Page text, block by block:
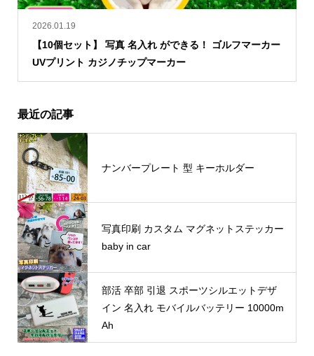
2026.01.19
【10個セット】 写真 名入れ ができる！ ゴルフマーカー
UVプリント カジノチップマーカー
最近の記事
ナンバープレート 型 キーホルダー
写真印刷 カスタム マグネットステッカー
baby in car
部活 卒部 引退 スポーツシルエットデザ
イン 名入れ モバイルバッテリー 10000m
Ah